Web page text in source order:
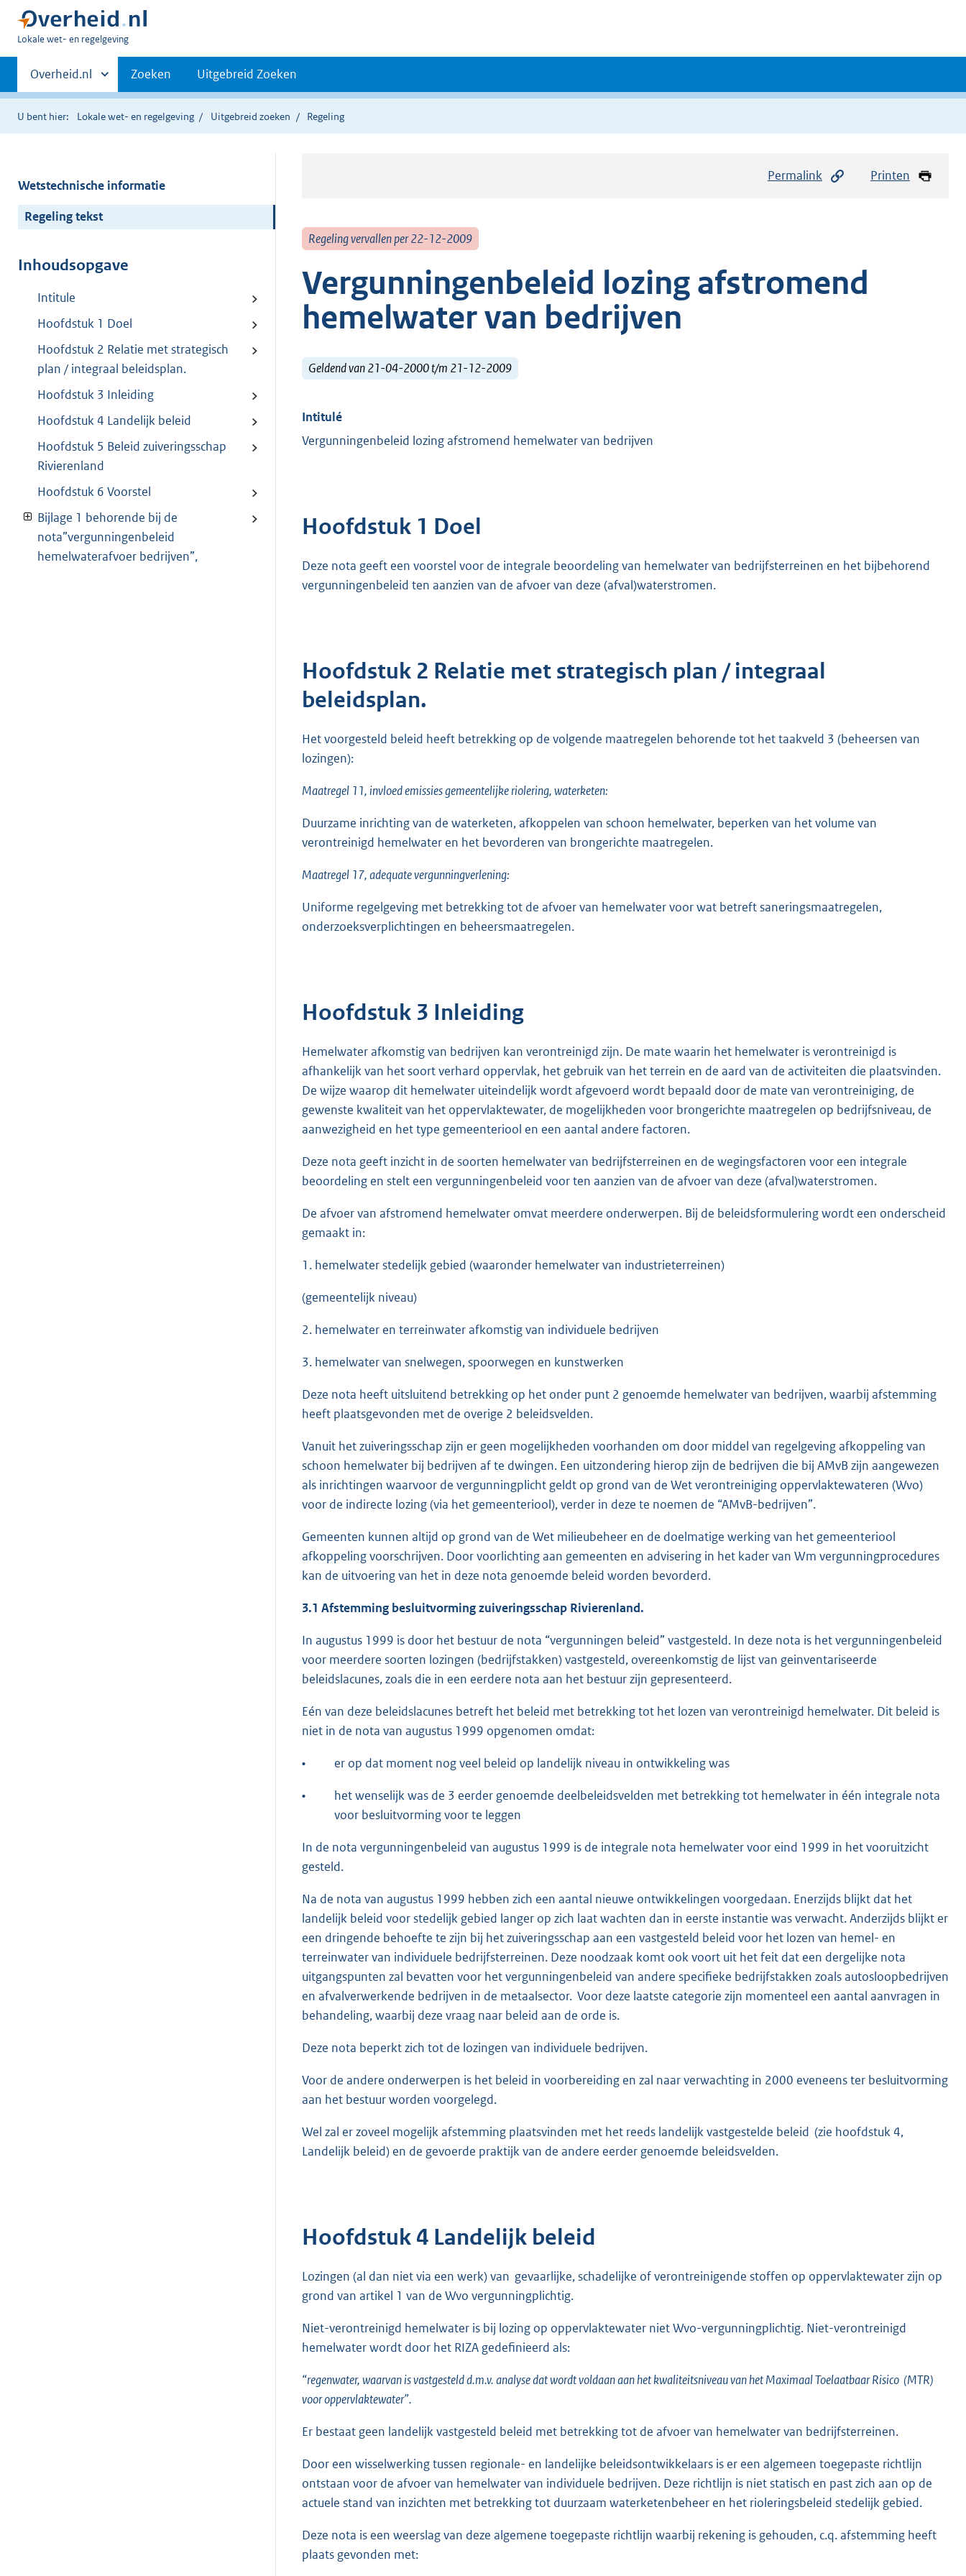
U
hier:
Lokale wet- en regelgeving
Primaire
navigatie
Andere
sites
binnen
Overheid.nl Zoeken Uitgebreid Zoeken
U bent hier: Lokale wet- en regelgeving Uitgebreid zoeken Regeling
Wetstechnische informatie
Regeling tekst
Inhoudsopgave
Intitule
Hoofdstuk 1 Doel
Hoofdstuk 2 Relatie met strategisch
plan / integraal beleidsplan.
Hoofdstuk 3 Inleiding
Hoofdstuk 4 Landelijk beleid
Hoofdstuk 5 Beleid zuiveringsschap
Rivierenland
Hoofdstuk 6 Voorstel
Bijlage 1 behorende bij de
nota”vergunningenbeleid
hemelwaterafvoer bedrijven”,
Permalink Printen
Regeling vervallen per 22-12-2009
Vergunningenbeleid lozing afstromend
hemelwater van bedrijven
Geldend van 21-04-2000 t/m 21-12-2009
Intitulé
Vergunningenbeleid lozing afstromend hemelwater van bedrijven
Hoofdstuk 1 Doel
Deze nota geeft een voorstel voor de integrale beoordeling van hemelwater van bedrijfsterreinen en het bijbehorend
vergunningenbeleid ten aanzien van de afvoer van deze (afval)waterstromen.
Hoofdstuk 2 Relatie met strategisch plan / integraal
beleidsplan.
Het voorgesteld beleid heeft betrekking op de volgende maatregelen behorende tot het taakveld 3 (beheersen van
lozingen):
Maatregel 11, invloed emissies gemeentelijke riolering, waterketen:
Duurzame inrichting van de waterketen, afkoppelen van schoon hemelwater, beperken van het volume van
verontreinigd hemelwater en het bevorderen van brongerichte maatregelen.
Maatregel 17, adequate vergunningverlening:
Uniforme regelgeving met betrekking tot de afvoer van hemelwater voor wat betreft saneringsmaatregelen,
onderzoeksverplichtingen en beheersmaatregelen.
Hoofdstuk 3 Inleiding
Hemelwater afkomstig van bedrijven kan verontreinigd zijn. De mate waarin het hemelwater is verontreinigd is
afhankelijk van het soort verhard oppervlak, het gebruik van het terrein en de aard van de activiteiten die plaatsvinden.
De wijze waarop dit hemelwater uiteindelijk wordt afgevoerd wordt bepaald door de mate van verontreiniging, de
gewenste kwaliteit van het oppervlaktewater, de mogelijkheden voor brongerichte maatregelen op bedrijfsniveau, de
aanwezigheid en het type gemeenteriool en een aantal andere factoren.
Deze nota geeft inzicht in de soorten hemelwater van bedrijfsterreinen en de wegingsfactoren voor een integrale
beoordeling en stelt een vergunningenbeleid voor ten aanzien van de afvoer van deze (afval)waterstromen.
De afvoer van afstromend hemelwater omvat meerdere onderwerpen. Bij de beleidsformulering wordt een onderscheid
gemaakt in:
1. hemelwater stedelijk gebied (waaronder hemelwater van industrieterreinen)
(gemeentelijk niveau)
2. hemelwater en terreinwater afkomstig van individuele bedrijven
3. hemelwater van snelwegen, spoorwegen en kunstwerken
Deze nota heeft uitsluitend betrekking op het onder punt 2 genoemde hemelwater van bedrijven, waarbij afstemming
heeft plaatsgevonden met de overige 2 beleidsvelden.
Vanuit het zuiveringsschap zijn er geen mogelijkheden voorhanden om door middel van regelgeving afkoppeling van
schoon hemelwater bij bedrijven af te dwingen. Een uitzondering hierop zijn de bedrijven die bij AMvB zijn aangewezen
als inrichtingen waarvoor de vergunningplicht geldt op grond van de Wet verontreiniging oppervlaktewateren (Wvo)
voor de indirecte lozing (via het gemeenteriool), verder in deze te noemen de “AMvB-bedrijven”.
Gemeenten kunnen altijd op grond van de Wet milieubeheer en de doelmatige werking van het gemeenteriool
afkoppeling voorschrijven. Door voorlichting aan gemeenten en advisering in het kader van Wm vergunningprocedures
kan de uitvoering van het in deze nota genoemde beleid worden bevorderd.
3.1 Afstemming besluitvorming zuiveringsschap Rivierenland.
In augustus 1999 is door het bestuur de nota “vergunningen beleid” vastgesteld. In deze nota is het vergunningenbeleid
voor meerdere soorten lozingen (bedrijfstakken) vastgesteld, overeenkomstig de lijst van geinventariseerde
beleidslacunes, zoals die in een eerdere nota aan het bestuur zijn gepresenteerd.
Eén van deze beleidslacunes betreft het beleid met betrekking tot het lozen van verontreinigd hemelwater. Dit beleid is
niet in de nota van augustus 1999 opgenomen omdat:
• er op dat moment nog veel beleid op landelijk niveau in ontwikkeling was
•
het wenselijk was de 3 eerder genoemde deelbeleidsvelden met betrekking tot hemelwater in één integrale nota
voor besluitvorming voor te leggen
In de nota vergunningenbeleid van augustus 1999 is de integrale nota hemelwater voor eind 1999 in het vooruitzicht
gesteld.
Na de nota van augustus 1999 hebben zich een aantal nieuwe ontwikkelingen voorgedaan. Enerzijds blijkt dat het
landelijk beleid voor stedelijk gebied langer op zich laat wachten dan in eerste instantie was verwacht. Anderzijds blijkt er
een dringende behoefte te zijn bij het zuiveringsschap aan een vastgesteld beleid voor het lozen van hemel- en
terreinwater van individuele bedrijfsterreinen. Deze noodzaak komt ook voort uit het feit dat een dergelijke nota
uitgangspunten zal bevatten voor het vergunningenbeleid van andere specifieke bedrijfstakken zoals autosloopbedrijven
en afvalverwerkende bedrijven in de metaalsector. Voor deze laatste categorie zijn momenteel een aantal aanvragen in
behandeling, waarbij deze vraag naar beleid aan de orde is.
Deze nota beperkt zich tot de lozingen van individuele bedrijven.
Voor de andere onderwerpen is het beleid in voorbereiding en zal naar verwachting in 2000 eveneens ter besluitvorming
aan het bestuur worden voorgelegd.
Wel zal er zoveel mogelijk afstemming plaatsvinden met het reeds landelijk vastgestelde beleid (zie hoofdstuk 4,
Landelijk beleid) en de gevoerde praktijk van de andere eerder genoemde beleidsvelden.
Hoofdstuk 4 Landelijk beleid
Lozingen (al dan niet via een werk) van gevaarlijke, schadelijke of verontreinigende stoffen op oppervlaktewater zijn op
grond van artikel 1 van de Wvo vergunningplichtig.
Niet-verontreinigd hemelwater is bij lozing op oppervlaktewater niet Wvo-vergunningplichtig. Niet-verontreinigd
hemelwater wordt door het RIZA gedefinieerd als:
“regenwater, waarvan is vastgesteld d.m.v. analyse dat wordt voldaan aan het kwaliteitsniveau van het Maximaal Toelaatbaar Risico (MTR)
voor oppervlaktewater”.
Er bestaat geen landelijk vastgesteld beleid met betrekking tot de afvoer van hemelwater van bedrijfsterreinen.
Door een wisselwerking tussen regionale- en landelijke beleidsontwikkelaars is er een algemeen toegepaste richtlijn
ontstaan voor de afvoer van hemelwater van individuele bedrijven. Deze richtlijn is niet statisch en past zich aan op de
actuele stand van inzichten met betrekking tot duurzaam waterketenbeheer en het rioleringsbeleid stedelijk gebied.
Deze nota is een weerslag van deze algemene toegepaste richtlijn waarbij rekening is gehouden, c.q. afstemming heeft
plaats gevonden met: